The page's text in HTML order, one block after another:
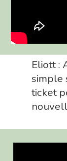
Hit
Eliott :
simple
ticket